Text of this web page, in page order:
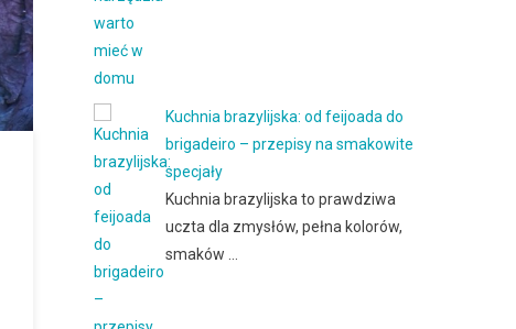
Kuchnia brazylijska: od feijoada do
brigadeiro – przepisy na smakowite
specjały
Kuchnia brazylijska to prawdziwa
uczta dla zmysłów, pełna kolorów,
smaków …